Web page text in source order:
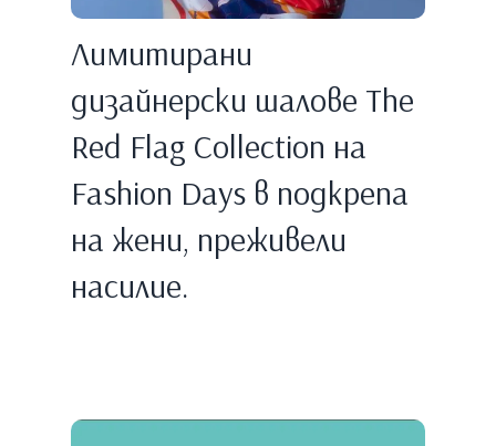
Лимитирани
дизайнерски шалове The
Red Flag Collection на
Fashion Days в подкрепа
на жени, преживели
насилие.